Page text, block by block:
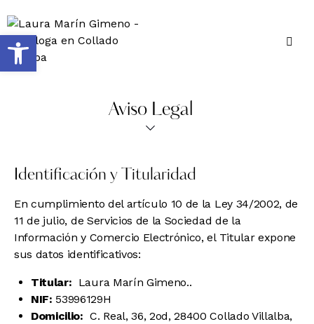
Aviso Legal
Identificación y Titularidad
En cumplimiento del artículo 10 de la Ley 34/2002, de
11 de julio, de Servicios de la Sociedad de la
Información y Comercio Electrónico, el Titular expone
sus datos identificativos:
Titular: Laura Marín Gimeno..
NIF: 53996129H
Domicilio: C. Real, 36, 2od, 28400 Collado Villalba,
Abrir barra de herramientas